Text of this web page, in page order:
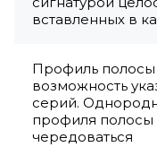
вставленных в
Профиль полосы
возможность
серий.
профиля полосы
чередоваться